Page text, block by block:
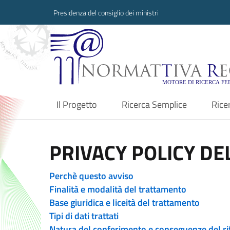
Presidenza del consiglio dei ministri
Normattiva
Il Progetto
current Ricerca Semplice
PRIVACY POLICY
Perchè questo avviso
Finalità e modalità del trattamento
Base giuridica e liceità del trattamento
Tipi di dati trattati